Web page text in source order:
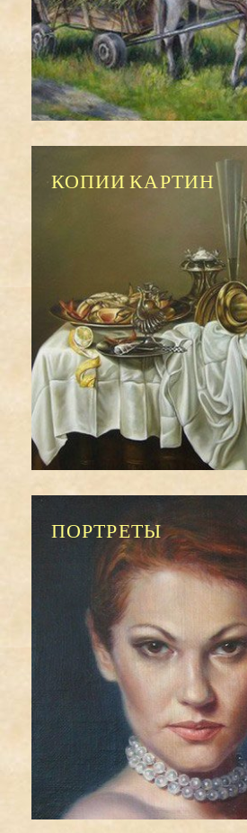
КОПИИ КАРТИН
ПОРТРЕТЫ